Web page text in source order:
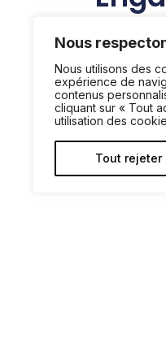
Nous
Nous utilisons des
expérience de
contenus
cliquant sur « Tout
utilisation des
Tout rejeter
Nos
aux
une